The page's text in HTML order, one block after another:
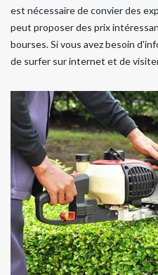
est nécessaire de convier des
peut proposer des prix
bourses. Si vous avez besoin
de surfer sur internet et de